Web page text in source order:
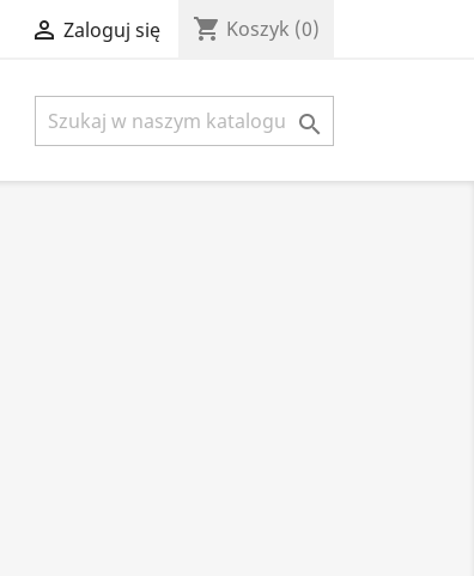
 Zaloguj się shopping_cart Koszyk (0)
